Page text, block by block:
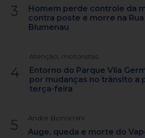
3
Homem perde controle da
contra poste e morre na Rua
Blumenau
4
Atenção, motoristas
Entorno do Parque Vila
por mudanças no trânsito a
terça-feira
5 André Bonomini
Auge, queda e morte do